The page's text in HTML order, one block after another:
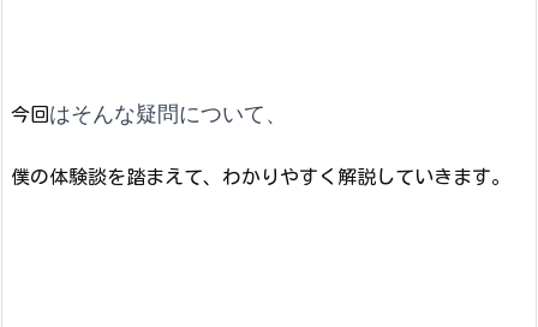
今回はそんな疑問について、
僕の体験談を踏まえて、わかりやすく解説していきます。